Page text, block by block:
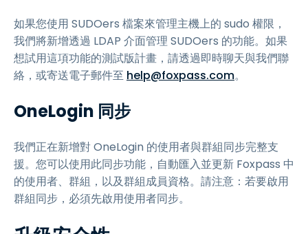
如果您使用 SUDOers 檔案來管理主機上的 sudo 權限，
我們將新增透過 LDAP 介面管理 SUDOers 的功能。如果
想試用這項功能的測試版計畫，請透過即時聊天與我們聯
絡，或寄送電子郵件至 help@foxpass.com。
OneLogin 同步
我們正在新增對 OneLogin 的使用者與群組同步完整支
援。您可以使用此同步功能，自動匯入並更新 Foxpass 中
的使用者、群組，以及群組成員資格。請注意：若要啟用
群組同步，必須先啟用使用者同步。